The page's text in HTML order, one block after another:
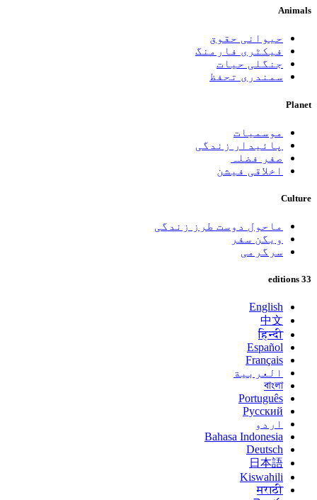
Animals
حیوانی حقوق
فیکٹری فارمنگ
جنگلی حیات
سمندری تحفظ
Planet
موسمیات
پائیدار زندگی
صفر فضلہ
اخلاقی فیشن
Culture
ماحول دوست طرز زندگی
ویگن سفر
سرگرمی
33 editions
English
中文
हिन्दी
Español
Français
العربية
বাংলা
Português
Русский
اردو
Bahasa Indonesia
Deutsch
日本語
Kiswahili
मराठी